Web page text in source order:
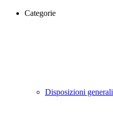
Categorie
Disposizioni generali